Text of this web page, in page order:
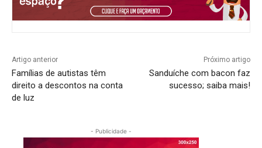
Artigo anterior
Famílias de autistas têm
direito a descontos na conta
de luz
Próximo artigo
Sanduíche com bacon faz
sucesso; saiba mais!
- Publicidade -